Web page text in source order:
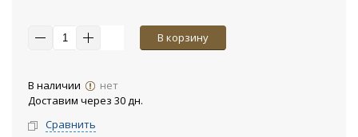
В корзину
В наличии
нет
Доставим через 30 дн.
Сравнить